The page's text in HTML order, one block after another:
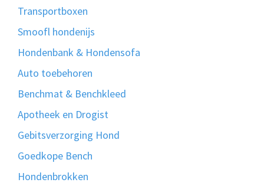
Transportboxen
Smoofl hondenijs
Hondenbank & Hondensofa
Auto toebehoren
Benchmat & Benchkleed
Apotheek en Drogist
Gebitsverzorging Hond
Goedkope Bench
Hondenbrokken